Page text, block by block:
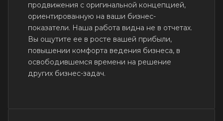
продвижения с оригинальной концепцией,
ориентированную на ваши бизнес-
показатели. Наша работа видна не в отчетах.
Вы ощутите ее в росте вашей прибыли,
повышении комфорта ведения бизнеса, в
освободившемся времени на решение
других бизнес-задач.